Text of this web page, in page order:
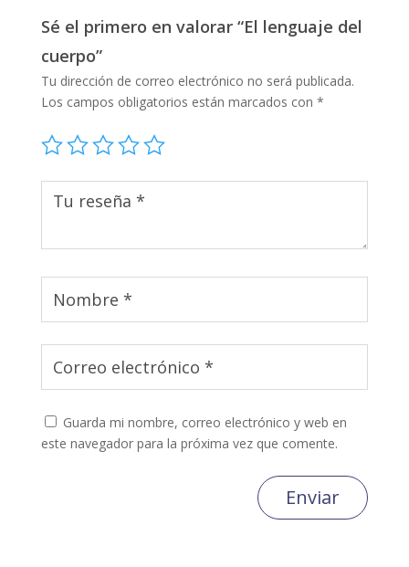
Sé el primero en valorar “El lenguaje del
cuerpo”
Tu dirección de correo electrónico no será publicada.
Los campos obligatorios están marcados con *
Guarda mi nombre, correo electrónico y web en
este navegador para la próxima vez que comente.
Enviar